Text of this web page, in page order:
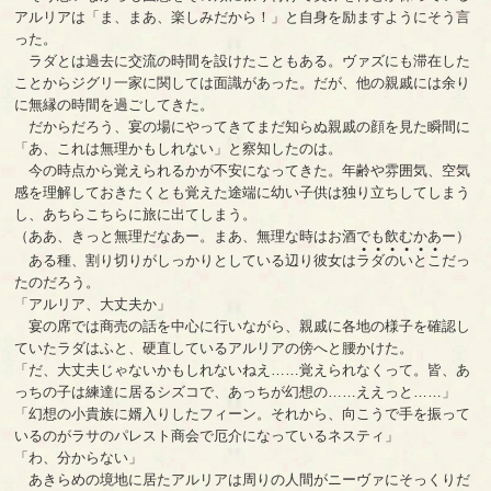
アルリアは「ま、まあ、楽しみだから！」と自身を励ますようにそう言
った。
ラダとは過去に交流の時間を設けたこともある。ヴァズにも滞在した
ことからジグリ一家に関しては面識があった。だが、他の親戚には余り
に無縁の時間を過ごしてきた。
だからだろう、宴の場にやってきてまだ知らぬ親戚の顔を見た瞬間に
「あ、これは無理かもしれない」と察知したのは。
今の時点から覚えられるかが不安になってきた。年齢や雰囲気、空気
感を理解しておきたくとも覚えた途端に幼い子供は独り立ちしてしまう
し、あちらこちらに旅に出てしまう。
（ああ、きっと無理だなあー。まあ、無理な時はお酒でも飲むかあー）
ある種、割り切りがしっかりとしている辺り彼女はラ
●
ダ
●
の
●
い
●
と
●
こ
●
だっ
たのだろう。
「アルリア、大丈夫か」
宴の席では商売の話を中心に行いながら、親戚に各地の様子を確認し
ていたラダはふと、硬直しているアルリアの傍へと腰かけた。
「だ、大丈夫じゃないかもしれないねえ……覚えられなくって。皆、あ
っちの子は練達に居るシズコで、あっちが幻想の……ええっと……」
「幻想の小貴族に婿入りしたフィーン。それから、向こうで手を振って
いるのがラサのパレスト商会で厄介になっているネスティ」
「わ、分からない」
あきらめの境地に居たアルリアは周りの人間がニーヴァにそっくりだ